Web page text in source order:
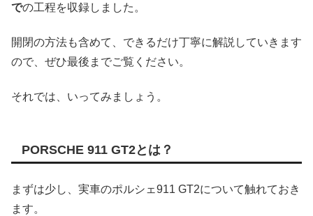
での工程を収録しました。
開閉の方法も含めて、できるだけ丁寧に解説していきます
ので、ぜひ最後までご覧ください。
それでは、いってみましょう。
PORSCHE 911 GT2とは？
まずは少し、実車のポルシェ911 GT2について触れておき
ます。